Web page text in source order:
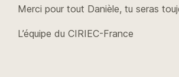
Merci pour tout Danièle, tu seras
L’équipe du CIRIEC-France